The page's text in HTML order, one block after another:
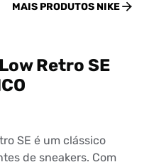
MAIS PRODUTOS NIKE
Retro SE
SE é um clássico
de sneakers. Com